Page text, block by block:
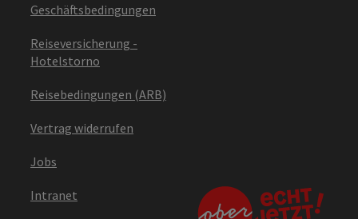
Geschäftsbedingungen
Reiseversicherung -
Hotelstorno
Reisebedingungen (ARB)
Vertrag widerrufen
Jobs
Intranet